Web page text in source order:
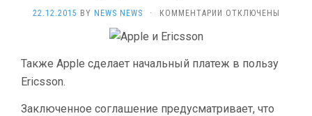
22.12.2015 BY NEWS NEWS · КОММЕНТАРИИ К
ERICSSON
ЛЕТ
ОТКЛЮЧЕНЫ
Также Apple сделает начальный платеж в пользу
Ericsson.
Заключенное соглашение предусматривает, что